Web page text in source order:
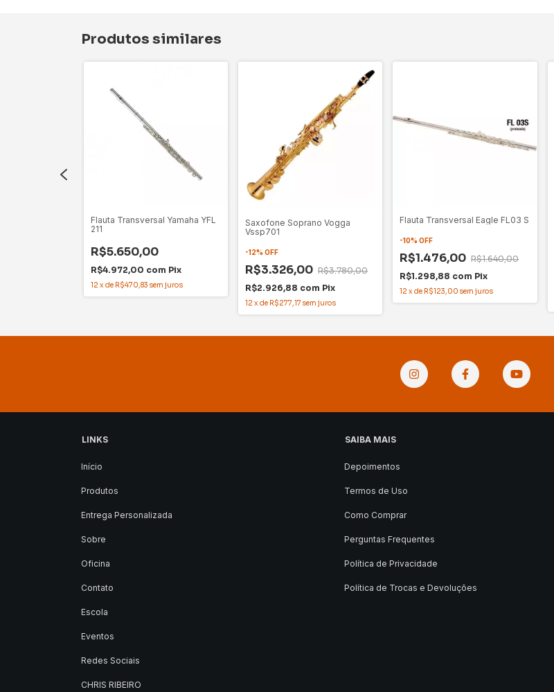
Produtos similares
Flauta Transversal Yamaha YFL
211
R$5.650,00
R$4.972,00 com Pix
12 xde R$470,83 sem juros
Saxofone Soprano Vogga
Vssp701
-12%OFF
R$3.326,00 R$3.780,00
R$2.926,88 com Pix
12 xde R$277,17 sem juros
Flauta Transversal Eagle FL03 S
-10%OFF
R$1.476,00 R$1.640,00
R$1.298,88 com Pix
12 xde R$123,00 sem juros
LINKS
Início
Produtos
Entrega Personalizada
Sobre
Oficina
Contato
Escola
Eventos
Redes Sociais
CHRIS RIBEIRO
SAIBA MAIS
Depoimentos
Termos de Uso
Como Comprar
Perguntas Frequentes
Política de Privacidade
Política de Trocas e Devoluções